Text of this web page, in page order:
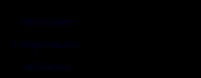
Youtubers
Infoprodutor
Afiliados